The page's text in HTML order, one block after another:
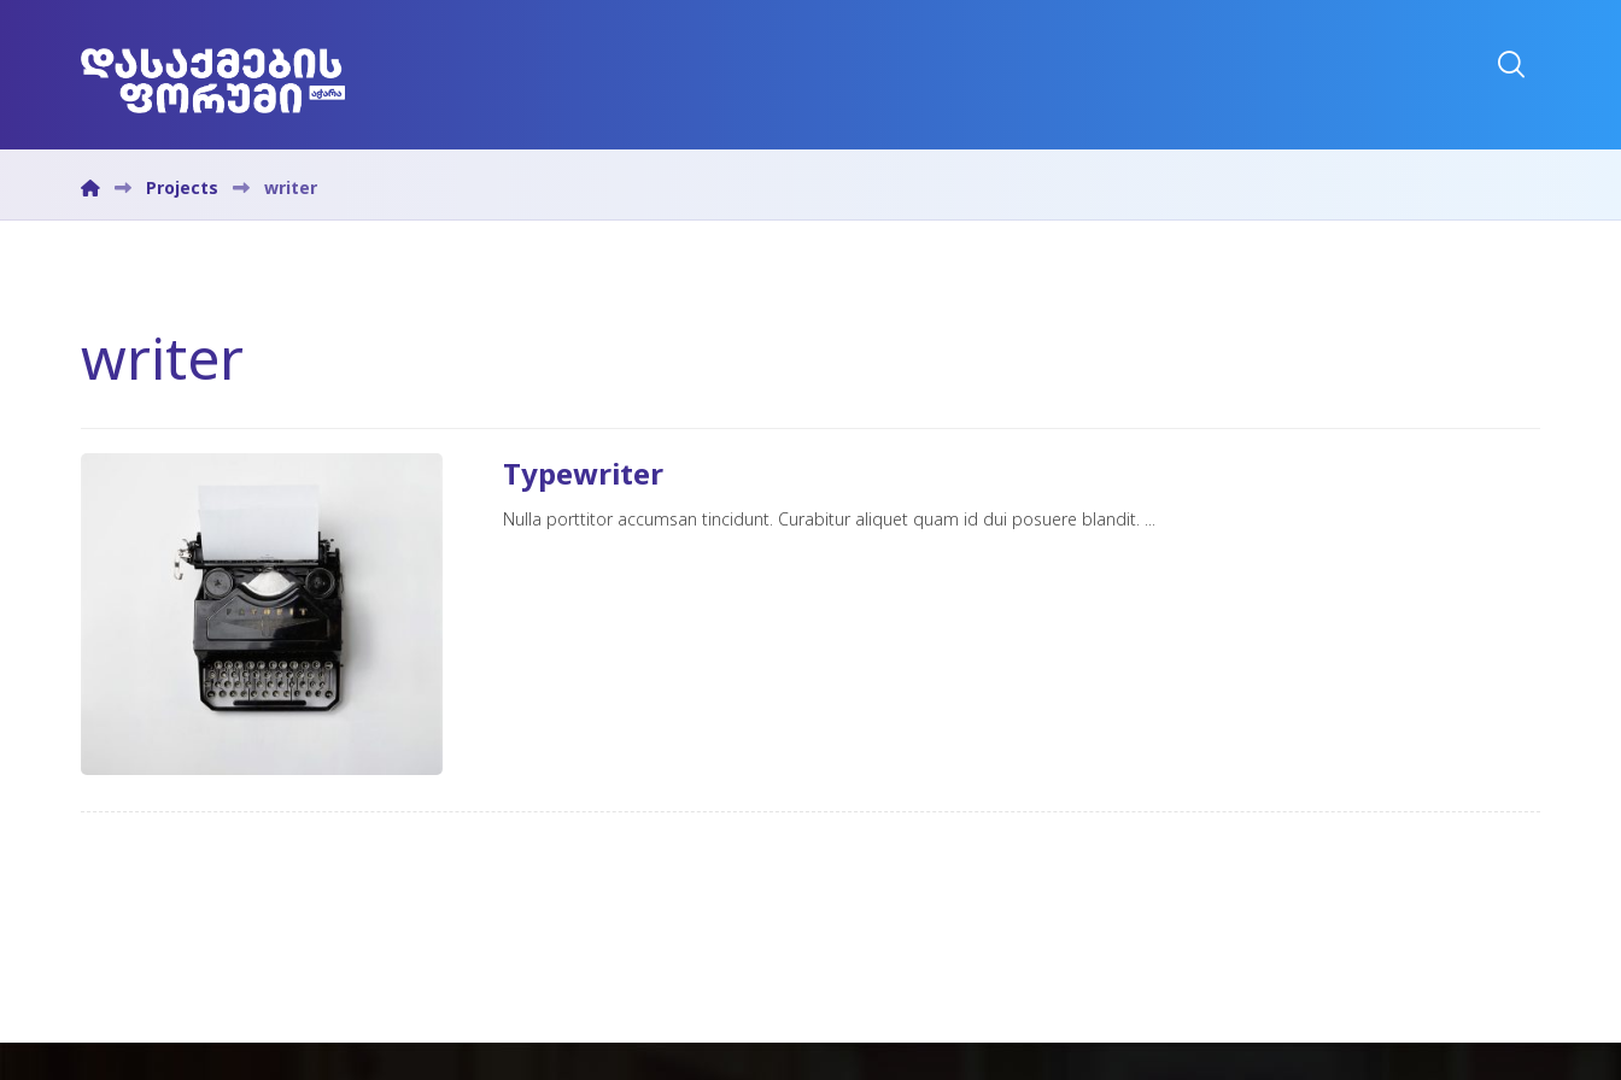
Projects writer
writer
Typewriter
Nulla porttitor accumsan tincidunt. Curabitur aliquet quam id dui posuere blandit. ...